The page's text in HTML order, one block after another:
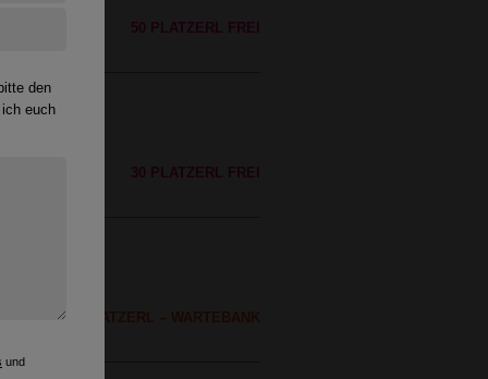
50 PLATZERL FREI
30 PLATZERL FREI
FREIES PLATZERL – WARTEBANK
den
euch
und